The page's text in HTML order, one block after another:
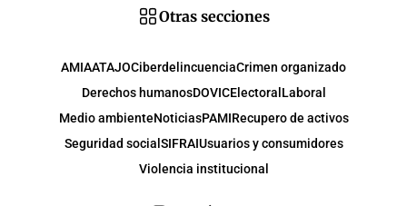
Otras secciones
AMIAATAJOCiberdelincuenciaCrimen organizado
Derechos humanosDOVICElectoral Laboral
Medio ambienteNoticiasPAMIRecupero de activos
Seguridad social SIFRAIUsuarios y consumidores
Violencia institucional